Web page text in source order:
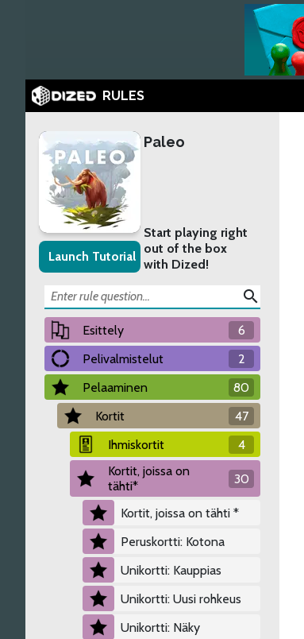
RULES
Launch Tutorial
Paleo
Start playing right
out of the box
with Dized!
search
Esittely
6
Pelivalmistelut
2
Pelaaminen
80
Kortit
47
Ihmiskortit
4
Kortit, joissa on
tähti*
30
Kortit, joissa on tähti *
Peruskortti: Kotona
Unikortti: Kauppias
Unikortti: Uusi rohkeus
Unikortti: Näky